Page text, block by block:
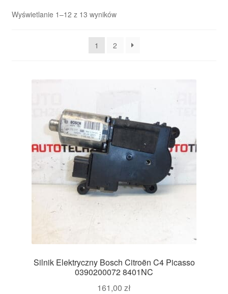
Moje konto
Procedura reklamacyjna
Skarga
Wózek
Zamówienia
Wyświetlanie 1–12 z 13 wynikówPosortowane
1
2
Silnik Elektryczny Bosch Citroën C4 Picasso
0390200072 8401NC
161,00 zł